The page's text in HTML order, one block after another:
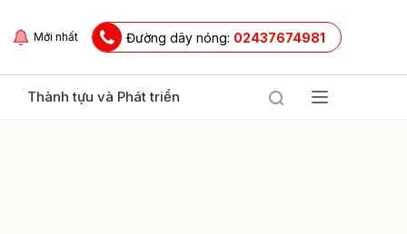
Mới nhất Đường dây nóng: 02437674981
Thành tựu và Phát triển